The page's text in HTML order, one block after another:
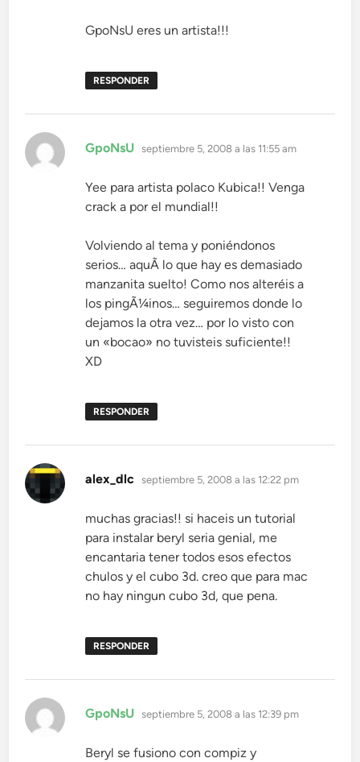
GpoNsU eres un artista!!!
RESPONDER
GpoNsU dice:
septiembre 5, 2008 a las 11:55 am
Yee para artista polaco Kubica!! Venga
crack a por el mundial!!
Volviendo al tema y poniéndonos
serios… aquÃ­ lo que hay es demasiado
manzanita suelto! Como nos alteréis a
los pingÃ¼inos… seguiremos donde lo
dejamos la otra vez… por lo visto con
un «bocao» no tuvisteis suficiente!!
XD
RESPONDER
alex_dlc dice:
septiembre 5, 2008 a las 12:22 pm
muchas gracias!! si haceis un tutorial
para instalar beryl seria genial, me
encantaria tener todos esos efectos
chulos y el cubo 3d. creo que para mac
no hay ningun cubo 3d, que pena.
RESPONDER
GpoNsU dice:
septiembre 5, 2008 a las 12:39 pm
Beryl se fusiono con compiz y